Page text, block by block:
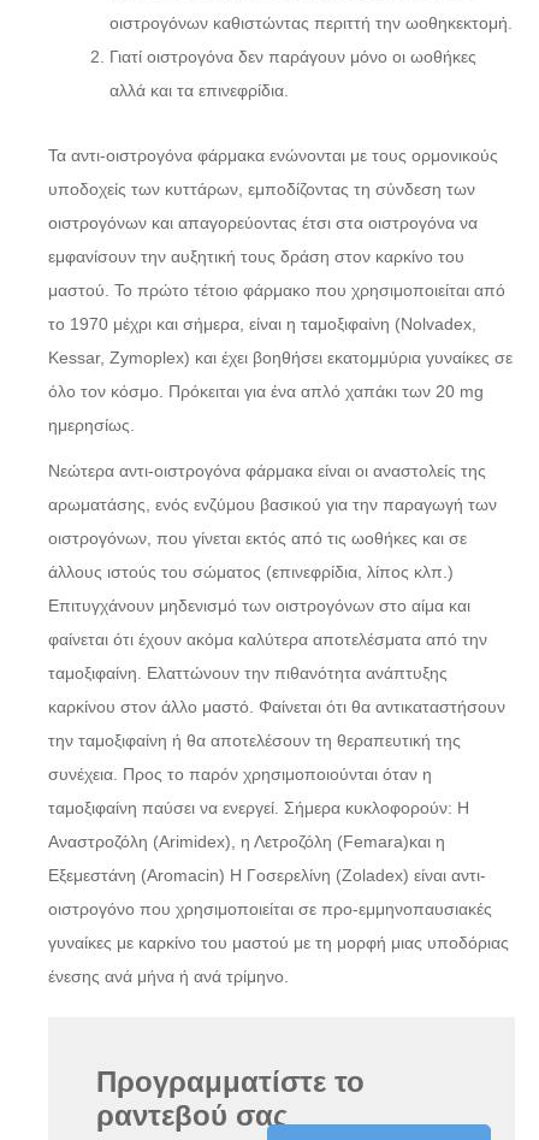
οιστρογόνων καθιστώντας περιττή την ωοθηκεκτομή.
Γιατί οιστρογόνα δεν παράγουν μόνο οι ωοθήκες
αλλά και τα επινεφρίδια.
Τα αντι-οιστρογόνα φάρμακα ενώνονται με τους ορμονικούς
υποδοχείς των κυττάρων, εμποδίζοντας τη σύνδεση των
οιστρογόνων και απαγορεύοντας έτσι στα οιστρογόνα να
εμφανίσουν την αυξητική τους δράση στον καρκίνο του
μαστού. Το πρώτο τέτοιο φάρμακο που χρησιμοποιείται από
το 1970 μέχρι και σήμερα, είναι η ταμοξιφαίνη (Nolvadex,
Kessar, Zymoplex) και έχει βοηθήσει εκατομμύρια γυναίκες σε
όλο τον κόσμο. Πρόκειται για ένα απλό χαπάκι των 20 mg
ημερησίως.
Νεώτερα αντι-οιστρογόνα φάρμακα είναι οι αναστολείς της
αρωματάσης, ενός ενζύμου βασικού για την παραγωγή των
οιστρογόνων, που γίνεται εκτός από τις ωοθήκες και σε
άλλους ιστούς του σώματος (επινεφρίδια, λίπος κλπ.)
Επιτυγχάνουν μηδενισμό των οιστρογόνων στο αίμα και
φαίνεται ότι έχουν ακόμα καλύτερα αποτελέσματα από την
ταμοξιφαίνη. Ελαττώνουν την πιθανότητα ανάπτυξης
καρκίνου στον άλλο μαστό. Φαίνεται ότι θα αντικαταστήσουν
την ταμοξιφαίνη ή θα αποτελέσουν τη θεραπευτική της
συνέχεια. Προς το παρόν χρησιμοποιούνται όταν η
ταμοξιφαίνη παύσει να ενεργεί. Σήμερα κυκλοφορούν: Η
Αναστροζόλη (Arimidex), η Λετροζόλη (Femara)και η
Εξεμεστάνη (Aromacin) Η Γοσερελίνη (Zoladex) είναι αντι-
οιστρογόνο που χρησιμοποιείται σε προ-εμμηνοπαυσιακές
γυναίκες με καρκίνο του μαστού με τη μορφή μιας υποδόριας
ένεσης ανά μήνα ή ανά τρίμηνο.
Προγραμματίστε το
ραντεβού σας